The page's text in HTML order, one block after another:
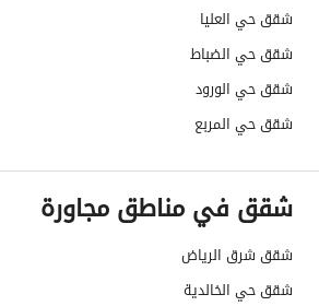
شقق حي العليا
شقق حي الضباط
شقق حي الورود
شقق حي المربع
شقق في مناطق مجاورة
شقق شرق الرياض
شقق حي الخالدية